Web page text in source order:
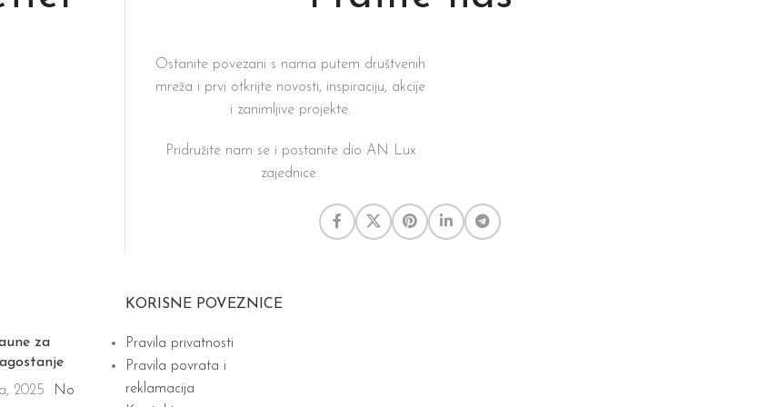
Ostanite povezani s nama putem društvenih
mreža i prvi otkrijte novosti, inspiraciju, akcije
i zanimljive projekte.
Pridružite nam se i postanite dio AN Lux
zajednice.
za
2025
No
KORISNE POVEZNICE
Pravila privatnosti
Pravila povrata i
reklamacija